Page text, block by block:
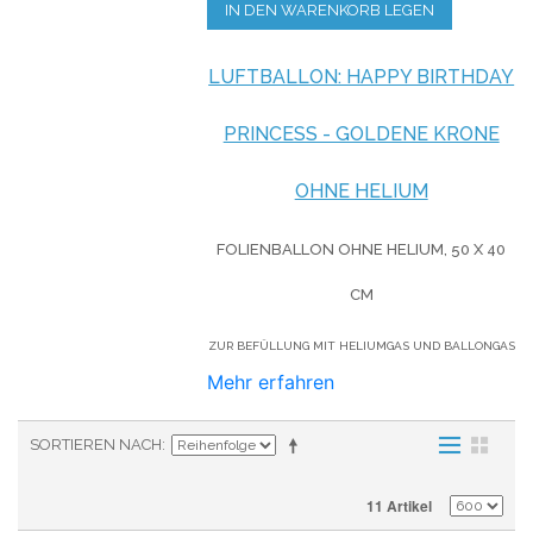
IN DEN WARENKORB LEGEN
LUFTBALLON: HAPPY BIRTHDAY
PRINCESS - GOLDENE KRONE
OHNE HELIUM
FOLIENBALLON OHNE HELIUM, 50 X 40
CM
ZUR BEFÜLLUNG MIT HELIUMGAS UND BALLONGAS
Mehr erfahren
SORTIEREN NACH
11 Artikel